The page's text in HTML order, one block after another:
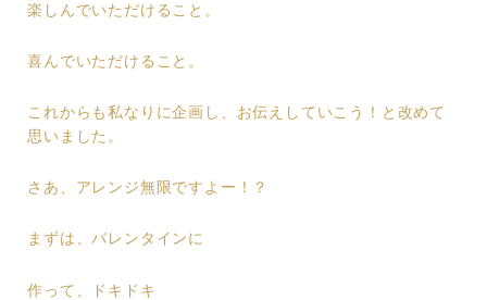
楽しんでいただけること。
喜んでいただけること。
これからも私なりに企画し、お伝えしていこう！と改めて
思いました。
さあ、アレンジ無限ですよー！？
まずは、バレンタインに
作って、ドキドキ